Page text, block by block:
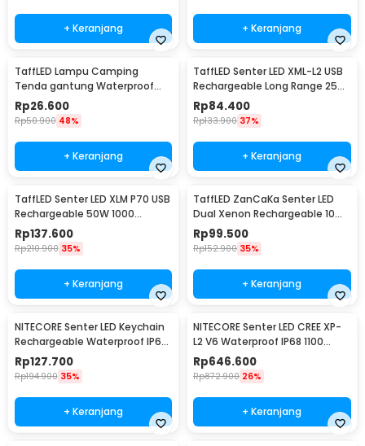
+ Keranjang + Keranjang
TaffLED Lampu Camping
Tenda gantung Waterproof
Emergency 120 Lumens - G198
Rp26.600
Rp50.900 48%
+ Keranjang
TaffLED Senter LED XML-L2 USB
Rechargeable Long Range 25W
1000 Lumens Without Battery
- XML-L2
Rp84.400
Rp133.900 37%
+ Keranjang
TaffLED Senter LED XLM P70 USB
Rechargeable 50W 1000
Lumens with 26650 Battery -
XLM-P70
Rp137.600
Rp210.900 35%
+ Keranjang
TaffLED ZanCaKa Senter LED
Dual Xenon Rechargeable 10W
13500 Lumens - Q3
Rp99.500
Rp152.900 35%
+ Keranjang
NITECORE Senter LED Keychain
Rechargeable Waterproof IP65
55 Lumens - Tube V2.0
Rp127.700
Rp194.900 35%
+ Keranjang
NITECORE Senter LED CREE XP-
L2 V6 Waterproof IP68 1100
Lumens - P10 V2
Rp646.600
Rp872.900 26%
+ Keranjang